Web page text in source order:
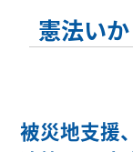
憲法い
被災地支援